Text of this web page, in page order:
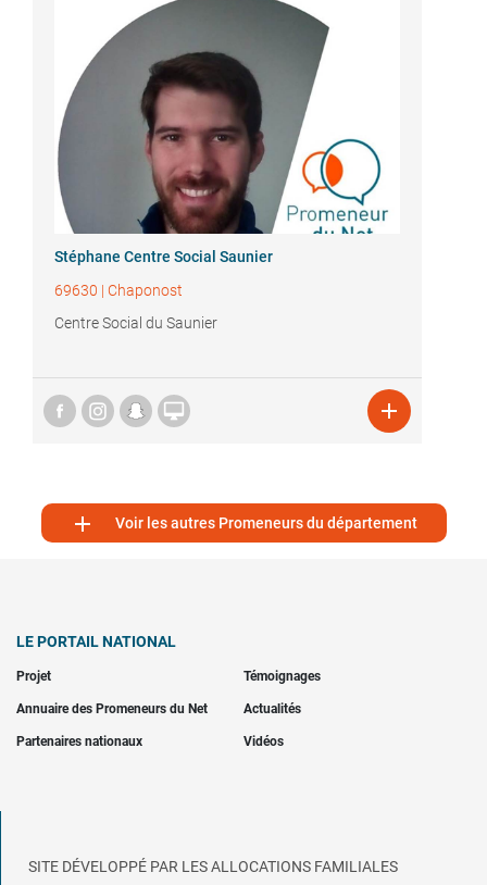
Stéphane Centre Social Saunier
69630 | Chaponost
Centre Social du Saunier
 
 Voir les autres Promeneurs du département
LE PORTAIL NATIONAL
Projet Témoignages
Annuaire des Promeneurs du Net Actualités
Partenaires nationaux Vidéos
SITE DÉVELOPPÉ PAR LES ALLOCATIONS FAMILIALES